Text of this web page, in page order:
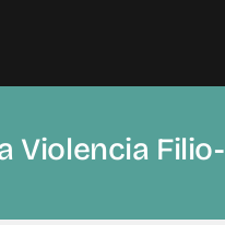
Violencia Filio-